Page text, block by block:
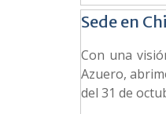
Sede en
Con una
Azuero,
del 31 de